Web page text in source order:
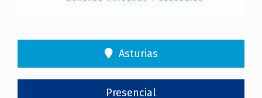
Asturias
Presencial